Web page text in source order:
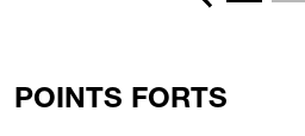
Previous
POINTS FORTS